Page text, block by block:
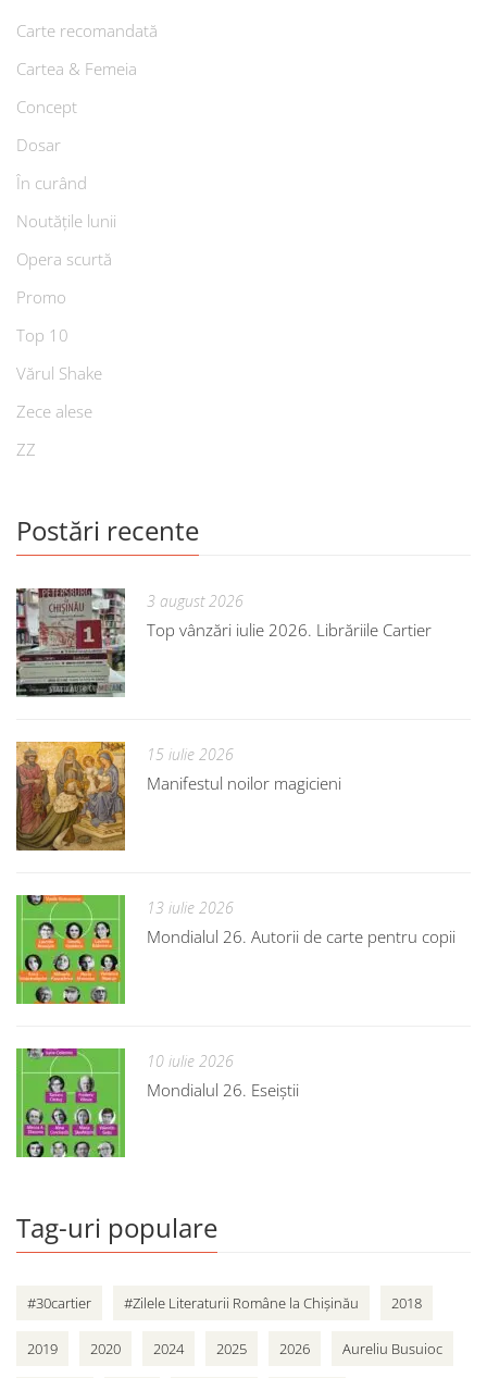
Carte recomandată
Cartea & Femeia
Concept
Dosar
În curând
Noutățile lunii
Opera scurtă
Promo
Top 10
Vărul Shake
Zece alese
ZZ
Postări recente
3 august 2026
Top vânzări iulie 2026. Librăriile Cartier
15 iulie 2026
Manifestul noilor magicieni
13 iulie 2026
Mondialul 26. Autorii de carte pentru copii
10 iulie 2026
Mondialul 26. Eseiștii
Tag-uri populare
#30cartier #Zilele Literaturii Române la Chișinău 2018
2019 2020 2024 2025 2026 Aureliu Busuioc